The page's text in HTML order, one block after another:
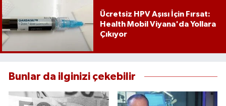
Ücretsiz HPV Aşısı İçin Fırsat:
Health Mobil Viyana'da Yollara
Çıkıyor
Bunlar da ilginizi çekebilir